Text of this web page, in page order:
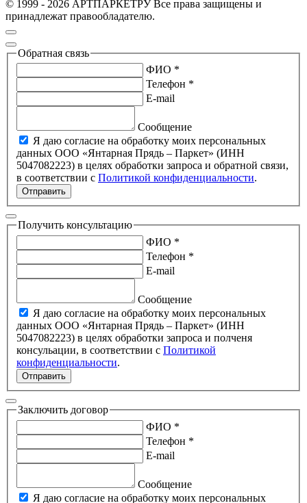
© 1999 - 2026 АРТПАРКЕТРУ Все права защищены и
принадлежат правообладателю.
Обратная связь
ФИО *
Телефон *
E-mail
Сообщение
Я даю согласие на обработку моих персональных
данных ООО «Янтарная Прядь – Паркет» (ИНН
5047082223) в целях обработки запроса и обратной связи,
в соответствии с Политикой конфиденциальности.
Отправить
Получить консультацию
ФИО *
Телефон *
E-mail
Сообщение
Я даю согласие на обработку моих персональных
данных ООО «Янтарная Прядь – Паркет» (ИНН
5047082223) в целях обработки запроса и полченя
консульации, в соответствии с Политикой
конфиденциальности.
Отправить
Заключить договор
ФИО *
Телефон *
E-mail
Сообщение
Я даю согласие на обработку моих персональных